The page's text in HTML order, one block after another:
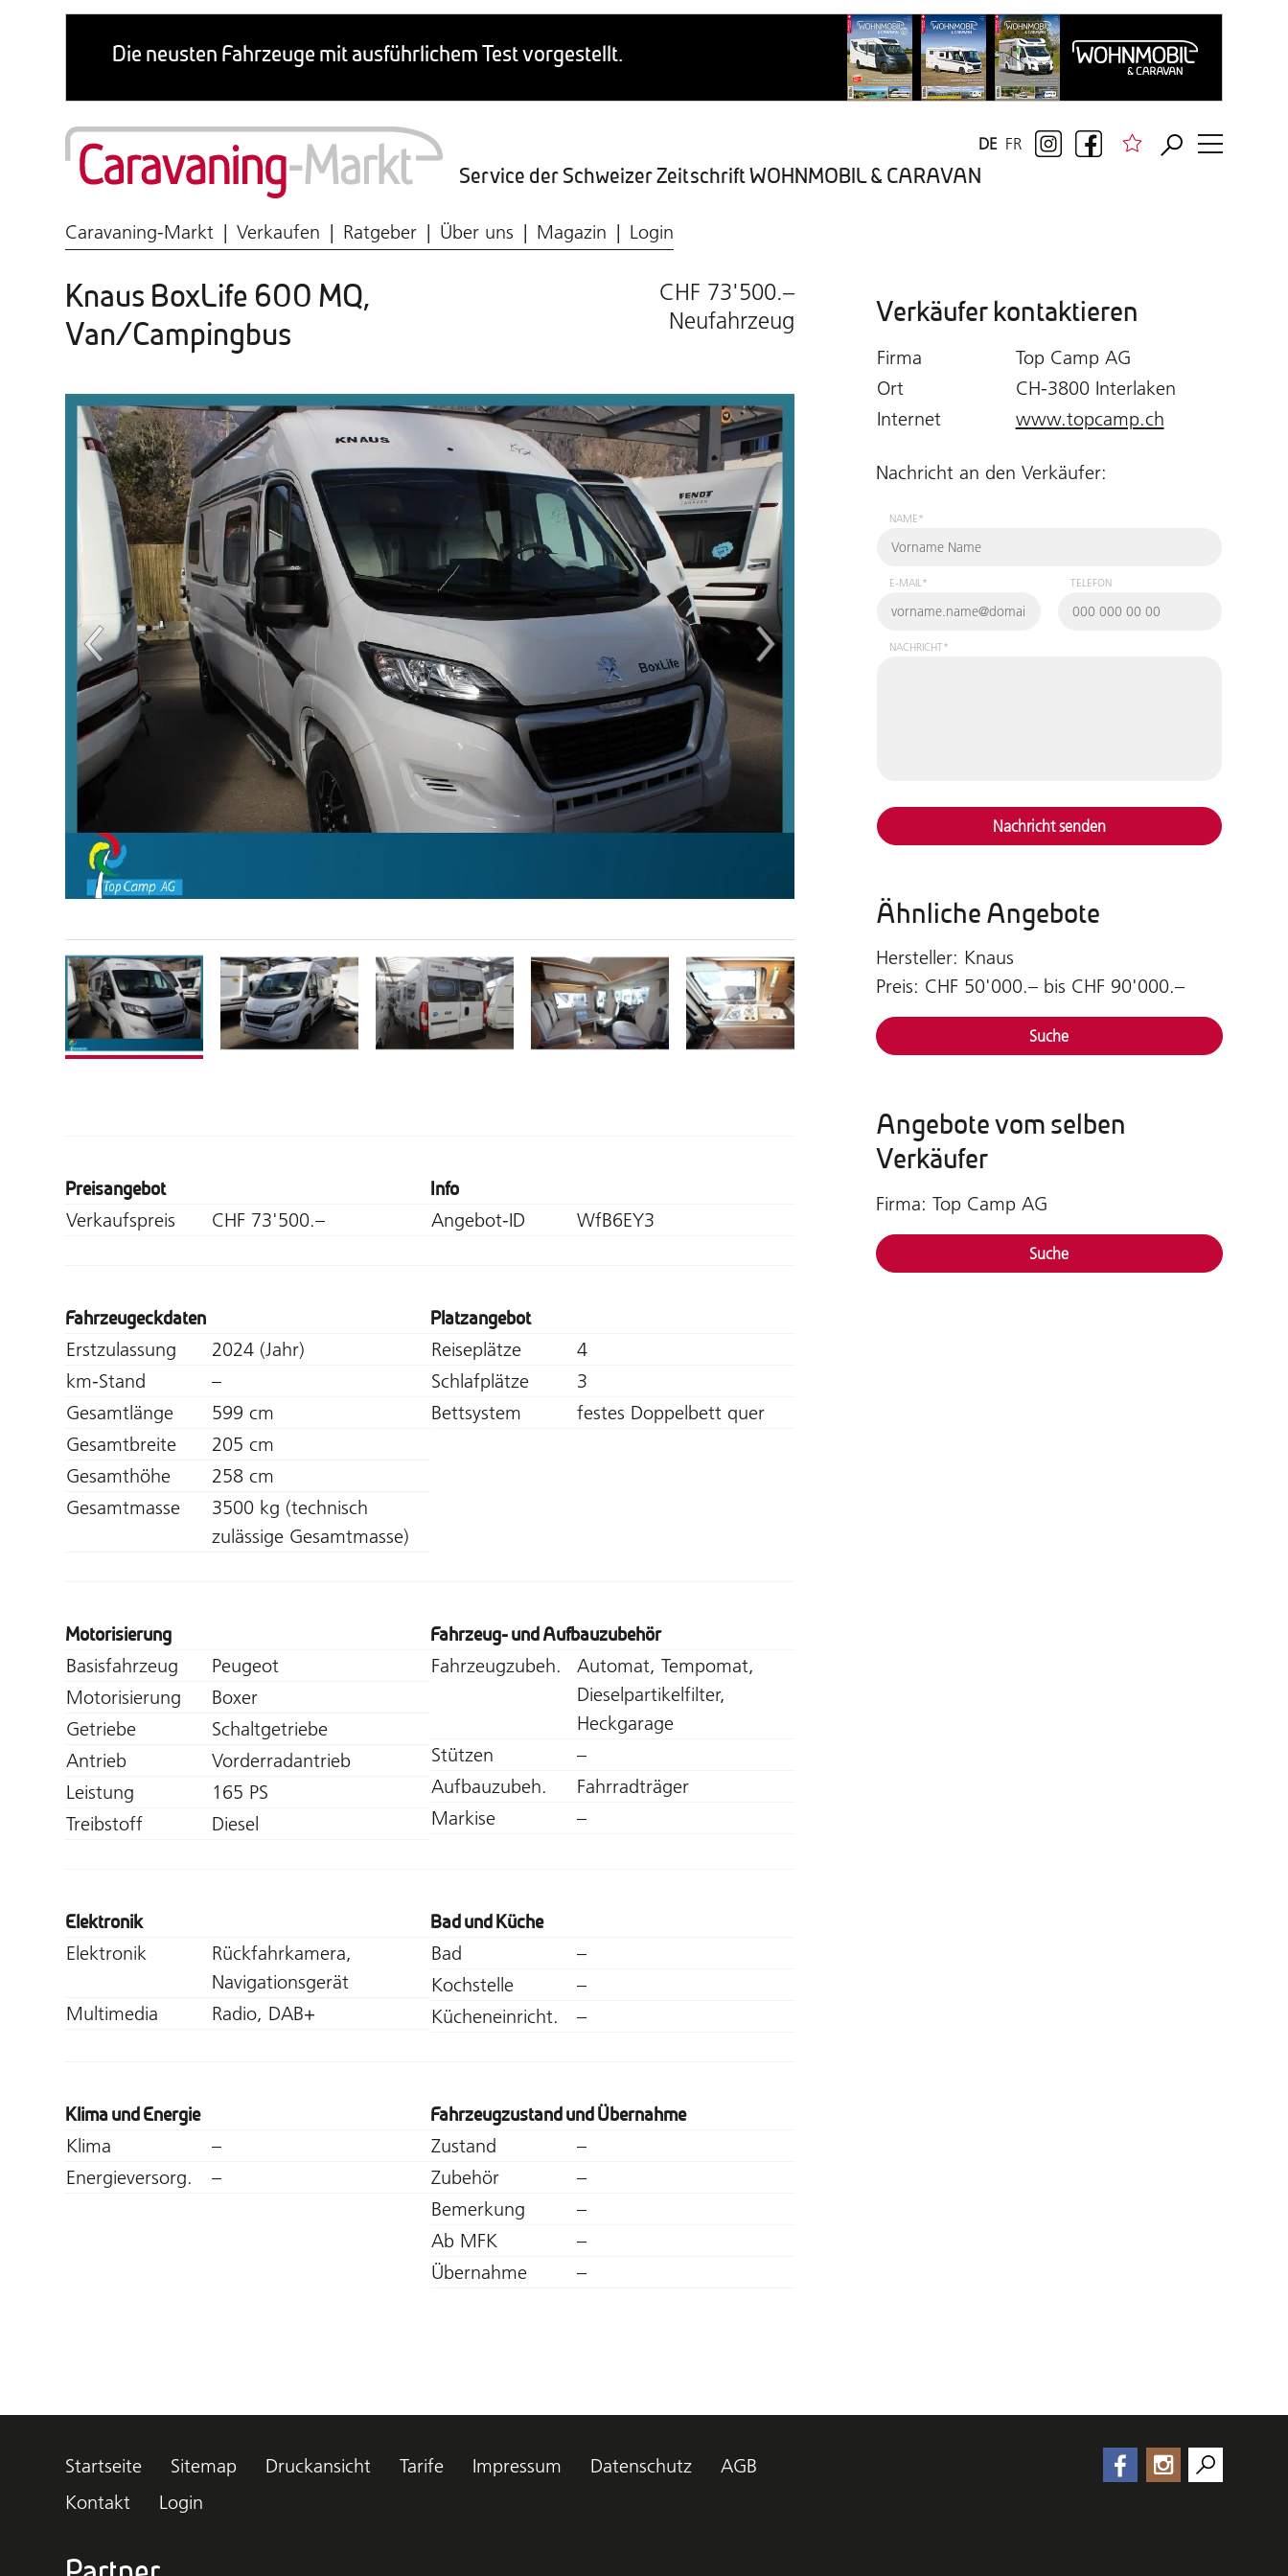
Service der Schweizer Zeitschrift WOHNMOBIL & CARAVAN
FR
DE
Caravaning-Markt Verkaufen Ratgeber Über uns Magazin Login
Knaus BoxLife 600 MQ,
Van/Campingbus
CHF 73'500.–
Neufahrzeug
Preisangebot
Verkaufspreis CHF 73'500.–
Info
Angebot-ID WfB6EY3
Fahrzeugeckdaten
Erstzulassung
2024 (Jahr)
km-Stand
–
Gesamtlänge
599 cm
Gesamtbreite
205 cm
Gesamthöhe
258 cm
Gesamtmasse
3500 kg (technisch
zulässige Gesamtmasse)
Platzangebot
Reiseplätze
4
Schlafplätze
3
Bettsystem
festes Doppelbett quer
Motorisierung
Basisfahrzeug
Peugeot
Motorisierung
Boxer
Getriebe
Schaltgetriebe
Antrieb
Vorderradantrieb
Leistung
165 PS
Treibstoff
Diesel
Fahrzeug- und Aufbauzubehör
Fahrzeugzubeh.
Automat, Tempomat,
Dieselpartikelfilter,
Heckgarage
Stützen
–
Aufbauzubeh.
Fahrradträger
Markise
–
Elektronik
Elektronik
Rückfahrkamera,
Navigationsgerät
Multimedia
Radio, DAB+
Bad und Küche
Bad
–
Kochstelle
–
Kücheneinricht.
–
Klima und Energie
Klima
–
Energieversorg.
–
Fahrzeugzustand und Übernahme
Zustand
–
Zubehör
–
Bemerkung
–
Ab MFK
–
Übernahme
–
Verkäufer kontaktieren
Firma
Top Camp AG
Ort
CH-3800 Interlaken
Internet
www.topcamp.ch
Nachricht an den Verkäufer:
NAME*
E-MAIL* TELEFON
NACHRICHT*
Nachricht senden
Ähnliche Angebote
Hersteller: Knaus
Preis: CHF 50'000.– bis CHF 90'000.–
Suche
Angebote vom selben
Verkäufer
Firma: Top Camp AG
Suche
Startseite Sitemap Druckansicht Tarife Impressum Datenschutz
AGB
Kontakt
Login